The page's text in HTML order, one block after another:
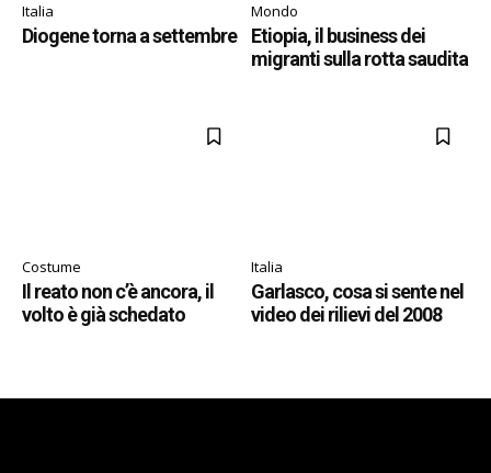
Italia
Diogene torna a settembre
Mondo
Etiopia, il business dei
migranti sulla rotta saudita
Costume
Il reato non c’è ancora, il
volto è già schedato
Italia
Garlasco, cosa si sente nel
video dei rilievi del 2008